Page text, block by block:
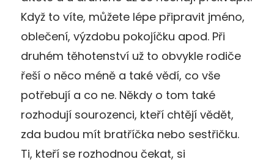
Když to víte, můžete lépe připravit jméno,
oblečení, výzdobu pokojíčku apod. Při
druhém těhotenství už to obvykle rodiče
řeší o něco méně a také vědí, co vše
potřebují a co ne. Někdy o tom také
rozhodují sourozenci, kteří chtějí vědět,
zda budou mít bratříčka nebo sestřičku.
Ti, kteří se rozhodnou čekat, si